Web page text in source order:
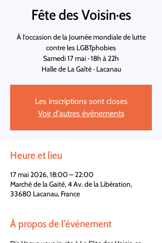
Fête des Voisin·es
À l’occasion de la Journée mondiale de lutte
contre les LGBTphobies
Samedi 17 mai · 18h à 22h
Halle de La Gaîté · Lacanau
Les inscriptions sont closes
Voir d'autres événements
Heure et lieu
17 mai 2026, 18:00 – 22:00
Marché de la Gaité, 4 Av. de la Libération,
33680 Lacanau, France
À propos de l'événement